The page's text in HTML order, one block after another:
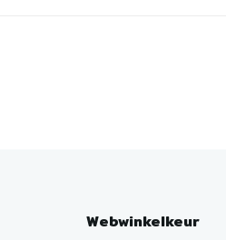
Webwinkelkeur